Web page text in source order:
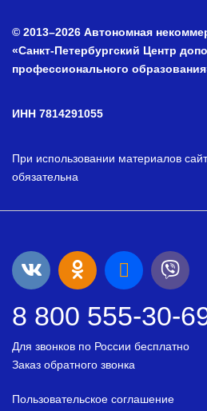
© 2013–2026 Автономная
«Санкт-Петербургский Центр
профессионального
ИНН 7814291055
При использовании материалов
обязательна
8 800 555-30-
Для звонков по России бесплатно
Заказ обратного звонка
Пользовательское соглашение